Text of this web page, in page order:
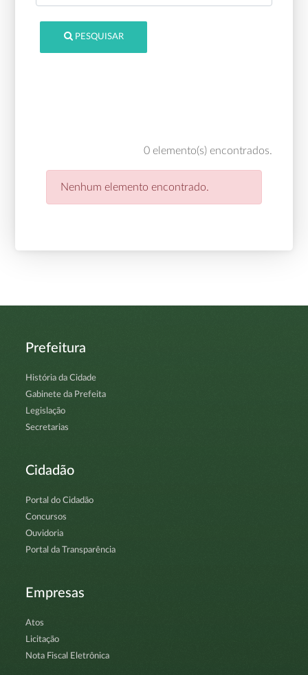
PESQUISAR
0 elemento(s) encontrados.
Nenhum elemento encontrado.
Prefeitura
História da Cidade
Gabinete da Prefeita
Legislação
Secretarias
Cidadão
Portal do Cidadão
Concursos
Ouvidoria
Portal da Transparência
Empresas
Atos
Licitação
Nota Fiscal Eletrônica